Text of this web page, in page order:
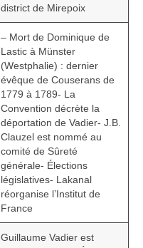
district de Mirepoix
– Mort de Dominique de
Lastic à Münster
(Westphalie) : dernier
évêque de Couserans de
1779 à 1789- La
Convention décrète la
déportation de Vadier- J.B.
Clauzel est nommé au
comité de Sûreté
générale- Élections
législatives- Lakanal
réorganise l’Institut de
France
Guillaume Vadier est